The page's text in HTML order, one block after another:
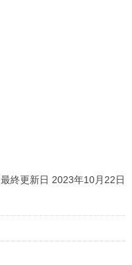
最終更新日 2023年10月22日